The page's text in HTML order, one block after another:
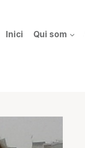
Inici Qui som